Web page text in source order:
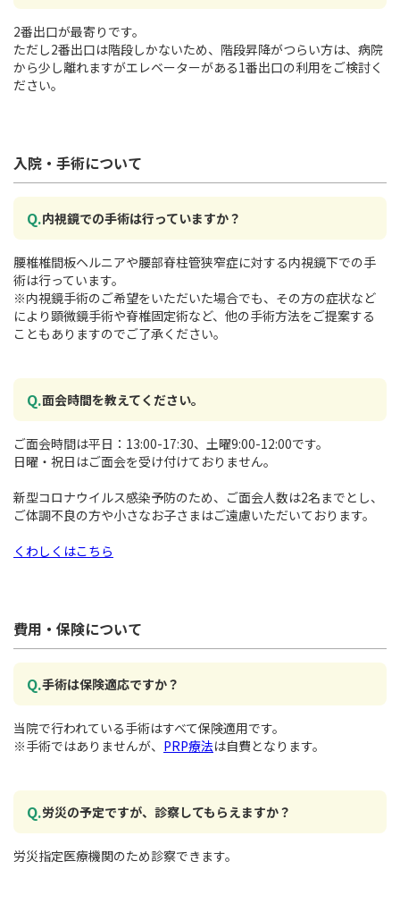
2番出口が最寄りです。
ただし2番出口は階段しかないため、階段昇降がつらい方は、病院
から少し離れますがエレベーターがある1番出口の利用をご検討く
ださい。
入院・手術について
内視鏡での手術は行っていますか？
腰椎椎間板ヘルニアや腰部脊柱管狭窄症に対する内視鏡下での手
術は行っています。
※内視鏡手術のご希望をいただいた場合でも、その方の症状など
により顕微鏡手術や脊椎固定術など、他の手術方法をご提案する
こともありますのでご了承ください。
面会時間を教えてください。
ご面会時間は平日：13:00-17:30、土曜9:00-12:00です。
日曜・祝日はご面会を受け付けておりません。
新型コロナウイルス感染予防のため、ご面会人数は2名までとし、
ご体調不良の方や小さなお子さまはご遠慮いただいております。
くわしくはこちら
費用・保険について
手術は保険適応ですか？
当院で行われている手術はすべて保険適用です。
※手術ではありませんが、 PRP療法は自費となります。
労災の予定ですが、診察してもらえますか？
労災指定医療機関のため診察できます。